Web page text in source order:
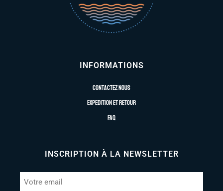
INFORMATIONS
Contactez nous
Expedition et retour
FAQ
INSCRIPTION À LA NEWSLETTER